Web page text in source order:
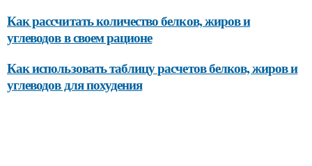
Как рассчитать количество белков, жиров и
углеводов в своем рационе
Как использовать таблицу расчетов белков, жиров и
углеводов для похудения